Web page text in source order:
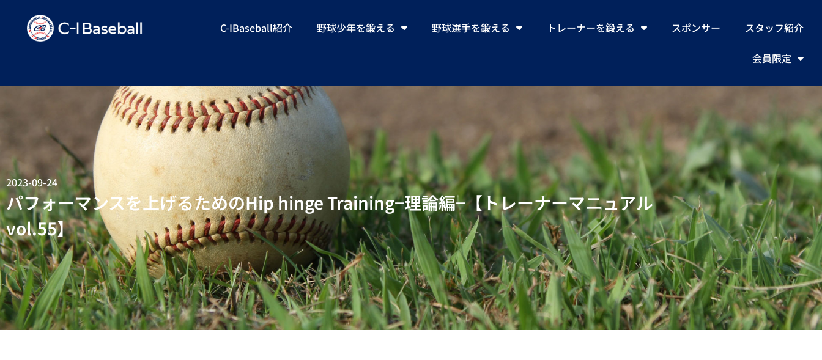
C-IBaseball紹介 野球少年を鍛える 野球選手を鍛える トレーナーを鍛える スポンサー スタッフ紹介
会員限定
2023-09-24
パフォーマンスを上げるためのHip hinge Training−理論編−【トレーナーマニュアル
vol.55】